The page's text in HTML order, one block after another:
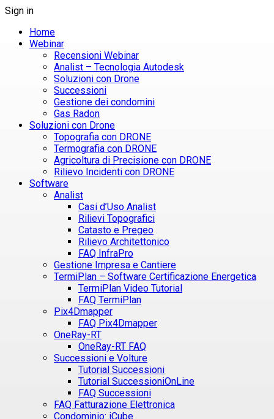
Sign in
Home
Webinar
Recensioni Webinar
Analist – Tecnologia Autodesk
Soluzioni con Drone
Successioni
Gestione dei condomini
Gas Radon
Soluzioni con Drone
Topografia con DRONE
Termografia con DRONE
Agricoltura di Precisione con DRONE
Rilievo Incidenti con DRONE
Software
Analist
Casi d’Uso Analist
Rilievi Topografici
Catasto e Pregeo
Rilievo Architettonico
FAQ InfraPro
Gestione Impresa e Cantiere
TermiPlan – Software Certificazione Energetica
TermiPlan Video Tutorial
FAQ TermiPlan
Pix4Dmapper
FAQ Pix4Dmapper
OneRay-RT
OneRay-RT FAQ
Successioni e Volture
Tutorial Successioni
Tutorial SuccessioniOnLine
FAQ Successioni
FAQ Fatturazione Elettronica
Condominio: iCube